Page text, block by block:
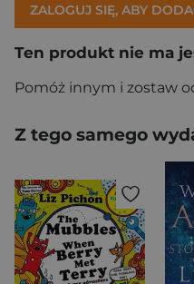
ZALOGUJ SIĘ, ABY
Ten produkt nie ma
Pomóż innym i zostaw
Z tego samego